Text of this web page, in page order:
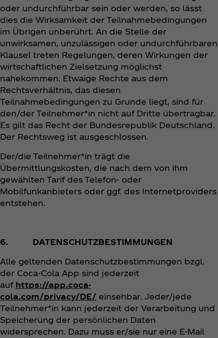
oder undurchführbar sein oder werden, so lässt
dies die Wirksamkeit der Teilnahmebedingungen
im Übrigen unberührt. An die Stelle der
unwirksamen, unzulässigen oder undurchführbaren
Klausel treten Regelungen, deren Wirkungen der
wirtschaftlichen Zielsetzung möglichst
nahekommen. Etwaige Rechte aus dem
Rechtsverhältnis, das diesen
Teilnahmebedingungen zu Grunde liegt, sind für
den/der Teilnehmer*in nicht auf Dritte übertragbar.
Es gilt das Recht der Bundesrepublik Deutschland.
Der Rechtsweg ist ausgeschlossen.
Der/die Teilnehmer*in trägt die
Übermittlungskosten, die nach dem von ihm
gewählten Tarif des Telefon- oder
Mobilfunkanbieters oder ggf. des Internetproviders
entstehen.
6. DATENSCHUTZBESTIMMUNGEN
Alle geltenden Datenschutzbestimmungen bzgl.
der Coca‑Cola App sind jederzeit
auf https://app.coca-
cola.com/privacy/DE/ einsehbar. Jeder/jede
Teilnehmer*in kann jederzeit der Verarbeitung und
Speicherung der persönlichen Daten
widersprechen. Dazu muss er/sie nur eine E-Mail